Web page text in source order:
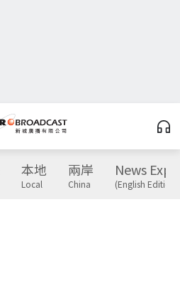
本地
Local
兩岸
China
News
(English Edition)